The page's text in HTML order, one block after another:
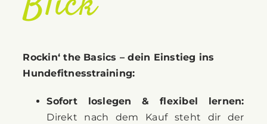
Sofort loslegen & flexibel lernen:
komplette Kurs offen – keine Wartezeit,
keine Freischalt-Termine, du lernst